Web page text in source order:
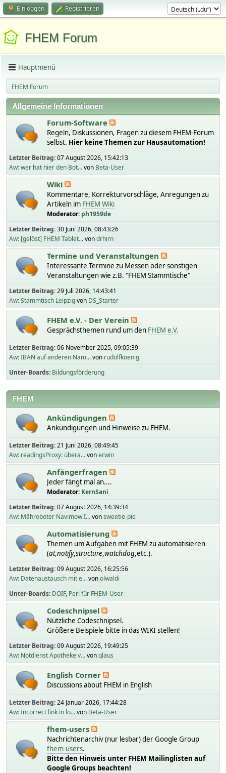
Einloggen Registrieren
FHEM Forum
Hauptmenü
FHEM Forum
Allgemeine Informationen
Forum-Software
Regeln, Diskussionen, Fragen zu diesem FHEM-Forum
selbst. Hier keine Themen zur Hausautomation!
Letzter Beitrag:07 August 2026, 15:42:13
Aw: wer hat hier den Bot...von Beta-User
Wiki
Kommentare, Korrekturvorschläge, Anregungen zu
Artikeln im FHEM Wiki
Moderator: ph1959de
Letzter Beitrag:30 Juni 2026, 08:43:26
Aw: [gelöst] FHEM Tablet...vondrhirn
Termine und Veranstaltungen
Interessante Termine zu Messen oder sonstigen
Veranstaltungen wie z.B. "FHEM Stammtische"
Letzter Beitrag:29 Juli 2026, 14:43:41
Aw: Stammtisch Leipzigvon DS_Starter
FHEM e.V. - Der Verein
Gesprächsthemen rund um den FHEM e.V.
Letzter Beitrag:06 November 2025, 09:05:39
Aw: IBAN auf anderen Nam...von rudolfkoenig
Unter-Boards Bildungsförderung
FHEM
Ankündigungen
Ankündigungen und Hinweise zu FHEM.
Letzter Beitrag:21 Juni 2026, 08:49:45
Aw: readingsProxy: übera...vonerwin
Anfängerfragen
Jeder fängt mal an....
Moderator: KernSani
Letzter Beitrag:07 August 2026, 14:39:34
Aw: Mähroboter Navimow I...vonsweetie-pie
Automatisierung
Themen um Aufgaben mit FHEM zu automatisieren
(at,notify,structure,watchdog,etc.).
Letzter Beitrag:09 August 2026, 16:25:56
Aw: Datenaustausch mit e...vonolwaldi
Unter-Boards DOIF Perl für FHEM-User
Codeschnipsel
Nützliche Codeschnipsel.
Größere Beispiele bitte in das WIKI stellen!
Letzter Beitrag:09 August 2026, 19:49:25
Aw: Notdienst Apotheke v...vonqlaus
English Corner
Discussions about FHEM in English
Letzter Beitrag:24 Januar 2026, 17:44:28
Aw: Incorrect link in lo...von Beta-User
fhem-users
Nachrichtenarchiv (nur lesbar) der Google Group
fhem-users.
Bitte den Hinweis unter FHEM Mailinglisten auf
Google Groups beachten!